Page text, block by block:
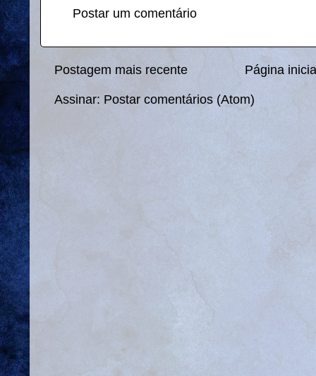
Postar um comentário
Postagem mais recente Página
Assinar: Postar comentários (Atom)